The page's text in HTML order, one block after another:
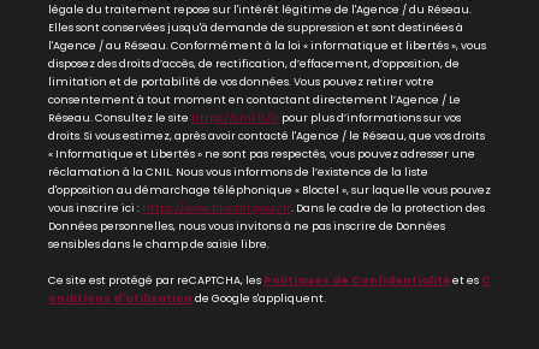
légale du traitement repose sur l'intérêt légitime de l'Agence / du Réseau.
Elles sont conservées jusqu'à demande de suppression et sont destinées à
l'Agence / au Réseau. Conformément à la loi « informatique et libertés », vous
disposez des droits d’accès, de rectification, d’effacement, d’opposition, de
limitation et de portabilité de vos données. Vous pouvez retirer votre
consentement à tout moment en contactant directement l’Agence / Le
Réseau. Consultez le site https://cnil.fr/fr pour plus d’informations sur vos
droits. Si vous estimez, après avoir contacté l'Agence / le Réseau, que vos droits
« Informatique et Libertés » ne sont pas respectés, vous pouvez adresser une
réclamation à la CNIL. Nous vous informons de l’existence de la liste
d'opposition au démarchage téléphonique « Bloctel », sur laquelle vous pouvez
vous inscrire ici : https://www.bloctel.gouv.fr. Dans le cadre de la protection des
Données personnelles, nous vous invitons à ne pas inscrire de Données
sensibles dans le champ de saisie libre.
Ce site est protégé par reCAPTCHA, les Politiques de Confidentialitéet es C
onditions d'utilisation de Google s'appliquent.